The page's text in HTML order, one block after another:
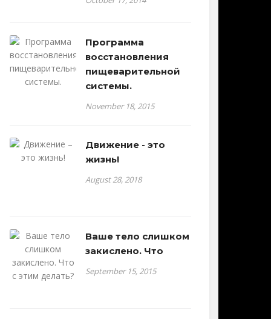
Программа
восстановления
пищеварительной
системы.
November 18, 2015
Движение - это
жизнь!
August 28, 2018
Ваше тело слишком
закислено. Что
September 15, 2015